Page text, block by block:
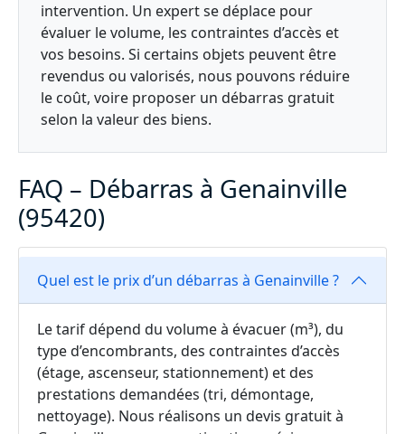
intervention. Un expert se déplace pour
évaluer le volume, les contraintes d’accès et
vos besoins. Si certains objets peuvent être
revendus ou valorisés, nous pouvons réduire
le coût, voire proposer un débarras gratuit
selon la valeur des biens.
FAQ – Débarras à Genainville
(95420)
Quel est le prix d’un débarras à Genainville ?
Le tarif dépend du volume à évacuer (m³), du
type d’encombrants, des contraintes d’accès
(étage, ascenseur, stationnement) et des
prestations demandées (tri, démontage,
nettoyage). Nous réalisons un devis gratuit à